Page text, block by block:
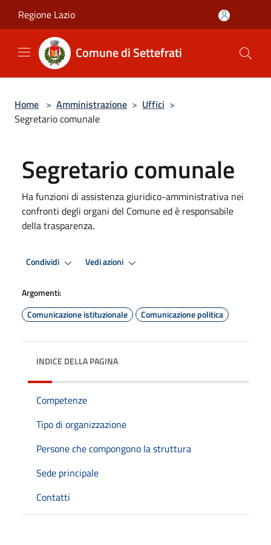
Regione Lazio
Comune di Settefrati
Home > Amministrazione > Uffici >
Segretario comunale
Segretario comunale
Ha funzioni di assistenza giuridico-amministrativa nei
confronti degli organi del Comune ed è responsabile
della trasparenza.
Condividi Vedi azioni
Argomenti:
Comunicazione istituzionale
Comunicazione politica
INDICE DELLA PAGINA
Competenze
Tipo di organizzazione
Persone che compongono la struttura
Sede principale
Contatti